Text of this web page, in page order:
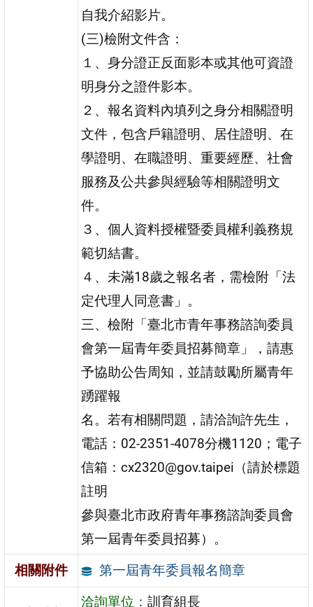
自我介紹影片。
(三)檢附文件含：
１、身分證正反面影本或其他可資證
明身分之證件影本。
２、報名資料內填列之身分相關證明
文件，包含戶籍證明、居住證明、在
學證明、在職證明、重要經歷、社會
服務及公共參與經驗等相關證明文
件。
３、個人資料授權暨委員權利義務規
範切結書。
４、未滿18歲之報名者，需檢附「法
定代理人同意書」。
三、檢附「臺北市青年事務諮詢委員
會第一屆青年委員招募簡章」，請惠
予協助公告周知，並請鼓勵所屬青年
踴躍報
名。若有相關問題，請洽詢許先生，
電話：02-2351-4078分機1120；電子
信箱：cx2320@gov.taipei（請於標題
註明
參與臺北市政府青年事務諮詢委員會
第一屆青年委員招募）。
相關附件
第一屆青年委員報名簡章
洽詢單位：訓育組長